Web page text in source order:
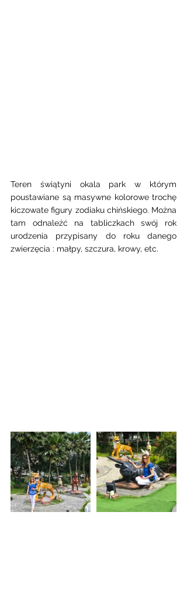
Teren świątyni okala park w którym
poustawiane są masywne kolorowe trochę
kiczowate figury zodiaku chińskiego. Można
tam odnaleźć na tabliczkach swój rok
urodzenia przypisany do roku danego
zwierzęcia : małpy, szczura, krowy, etc.